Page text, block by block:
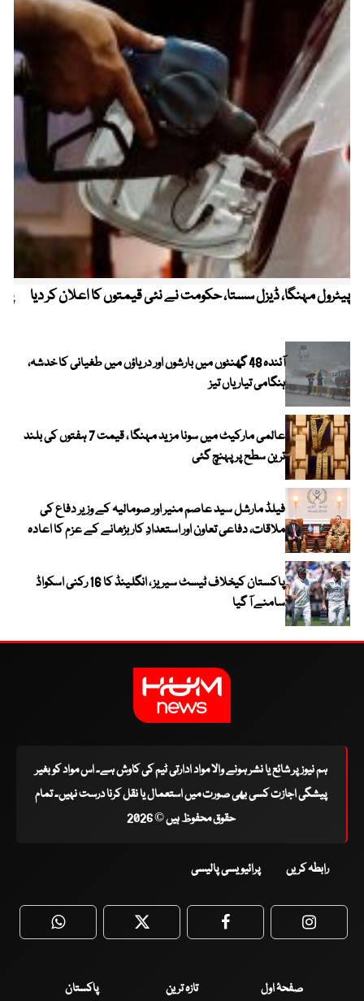
پیٹرول مہنگا، ڈیزل سستا، حکومت نے نئی قیمتوں کا اعلان کر دیا
آئندہ 48 گھنٹوں میں بارشوں اور دریاؤں میں طغیانی کا خدشہ،
ہنگامی تیاریاں تیز
عالمی مارکیٹ میں سونا مزید مہنگا ، قیمت 7 ہفتوں کی بلند
ترین سطح پر پہنچ گئی
فیلڈ مارشل سید عاصم منیر اور صومالیہ کے وزیر دفاع کی
ملاقات، دفاعی تعاون اور استعدادِ کار بڑھانے کے عزم کا اعادہ
پاکستان کیخلاف ٹیسٹ سیریز ، انگلینڈ کا 16 رکنی اسکواڈ
سامنے آ گیا
ہم نیوز پر شائع یا نشر ہونے والا مواد ادارتی ٹیم کی کاوش ہے۔ اس مواد کو بغیر
پیشگی اجازت کسی بھی صورت میں استعمال یا نقل کرنا درست نہیں۔ تمام
حقوق محفوظ ہیں © 2026
رابطہ کریں پرائیویسی پالیسی
WhatsApp Twitter Facebook
صفحۂ اول تازہ ترین پاکستان